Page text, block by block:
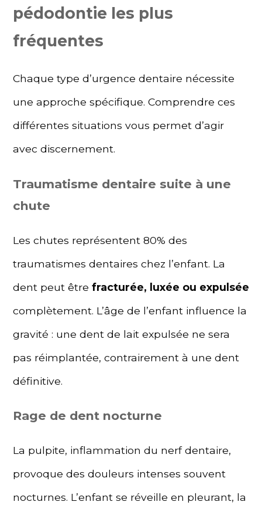
pédodontie les plus
fréquentes
Chaque type d’urgence dentaire nécessite
une approche spécifique. Comprendre ces
différentes situations vous permet d’agir
avec discernement.
Traumatisme dentaire suite à une
chute
Les chutes représentent 80% des
traumatismes dentaires chez l’enfant. La
dent peut être fracturée, luxée ou expulsée
complètement. L’âge de l’enfant influence la
gravité : une dent de lait expulsée ne sera
pas réimplantée, contrairement à une dent
définitive.
Rage de dent nocturne
La pulpite, inflammation du nerf dentaire,
provoque des douleurs intenses souvent
nocturnes. L’enfant se réveille en pleurant, la